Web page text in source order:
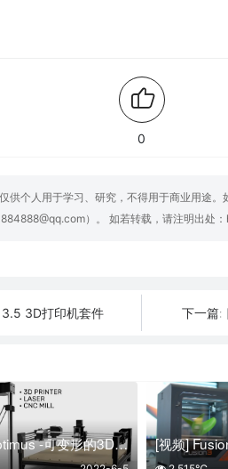
0
供个人用于学习、研究，不得用于商业用途
）。 如若转载，请注明出处：
3D打印机套件 下一篇:
[视频] Optimus -可变形的3D打印机 | 激光切割机 | CNC